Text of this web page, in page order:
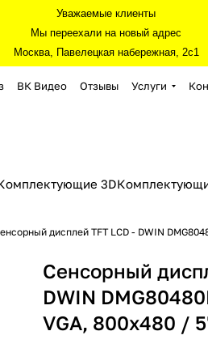
Уважаемые клиенты
Мы переехали на новый адрес
Москва, Павелецкая набережная, 2с1
ВК Видео Отзывы Услуги
3D
дисплей TFT LCD - DWIN
Сенсорный
DWIN
VGA, 800x480 /